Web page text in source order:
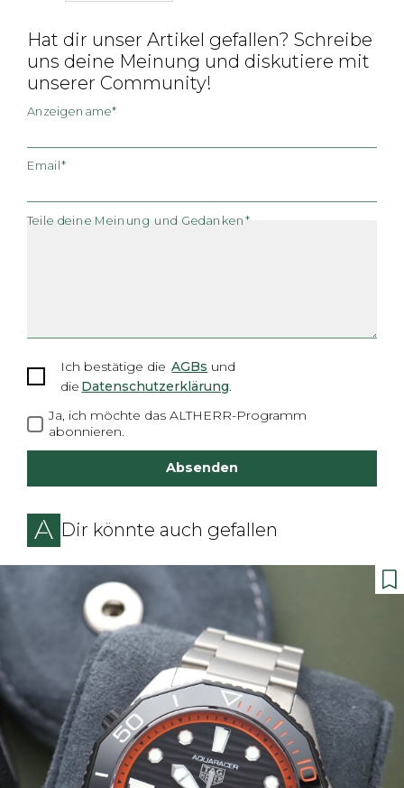
Hat dir unser Artikel gefallen? Schreibe
uns deine Meinung und diskutiere mit
unserer Community!
Anzeigename*
Email*
Teile deine Meinung und Gedanken*
Ich bestätige die AGBs und
die Datenschutzerklärung
Ja, ich möchte das ALTHERR-Programm
abonnieren.
Absenden
Dir könnte auch gefallen